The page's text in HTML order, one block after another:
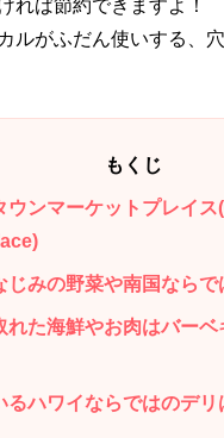
れば節約できますよ！
ルがふだん使いする、
もくじ
ウンマーケットプレイ
じみの野菜や南国ならで
れた海鮮やお肉はバー
るハワイならではのデリ